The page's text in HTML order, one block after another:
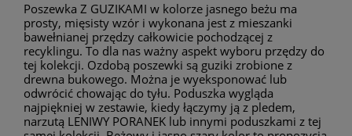
Poszewka Z GUZIKAMI w kolorze jasnego beżu ma
prosty, mięsisty wzór i wykonana jest z mieszanki
bawełnianej przędzy całkowicie pochodzącej z
recyklingu. To dla nas ważny aspekt wyboru przędzy do
tej kolekcji. Ozdobą poszewki są guziki zrobione z
drewna bukowego. Można je wyeksponować lub
odwrócić chowając do tyłu. Poduszka wygląda
najpiękniej w zestawie, kiedy łączymy ją z pledem,
narzutą LENIWY PORANEK lub innymi poduszkami z tej